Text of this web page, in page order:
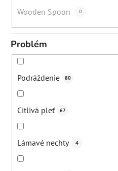
Wooden Spoon 0
Problém
Podráždenie 80
Citlivá pleť 67
Lámavé nechty 4